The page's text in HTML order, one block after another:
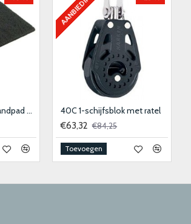
3M Scotch-brite handpad 9447 - 158x224mm - medium 10stk
AANBIEDING
40C 1-schijfsblok met ratel
€63,32 €84,25
Toevoegen